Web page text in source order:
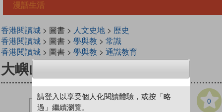
漫話生活
香港閱讀城> 圖書 > 人文史地> 歷史
香港閱讀城> 圖書 > 學與教 > 常識
香港閱讀城> 圖書 > 學與教 > 通識教育
大嶼山歷史與古跡
0
請登入以享受個人化閱讀體驗，或按「略
過」繼續瀏覽。